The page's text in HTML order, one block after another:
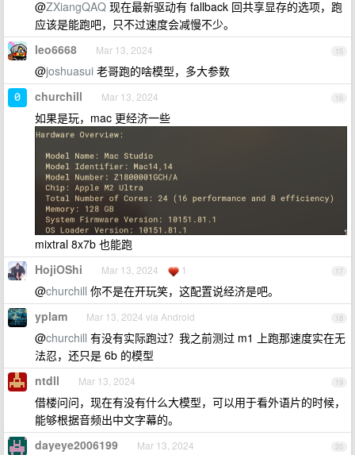
@ZXiangQAQ 现在最新驱动有 fallback 回共享显存的选项，跑
应该是能跑吧，只不过速度会减慢不少。
15
leo6668 Mar 13, 2024
@joshuasui 老哥跑的啥模型，多大参数
16
churchill Mar 13, 2024
如果是玩，mac 更经济一些
mixtral 8x7b 也能跑
17
HojiOShi Mar 13, 2024 1
@churchill 你不是在开玩笑，这配置说经济是吧。
18
yplam Mar 13, 2024 via Android
@churchill 有没有实际跑过？我之前测过 m1 上跑那速度实在无
法忍，还只是 6b 的模型
19
ntdll Mar 13, 2024
借楼问问，现在有没有什么大模型，可以用于看外语片的时候，
能够根据音频出中文字幕的。
20
dayeye2006199 Mar 13, 2024